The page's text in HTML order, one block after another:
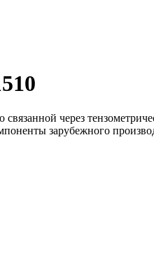
через
зарубежного